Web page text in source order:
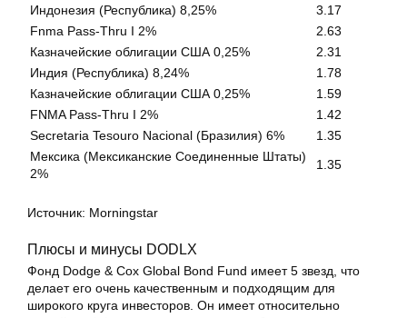
Индонезия (Республика) 8,25%
3.17
Fnma Pass-Thru I 2%
2.63
Казначейские облигации США 0,25%
2.31
Индия (Республика) 8,24%
1.78
Казначейские облигации США 0,25%
1.59
FNMA Pass-Thru I 2%
1.42
Secretaria Tesouro Nacional (Бразилия) 6%
1.35
Мексика (Мексиканские Соединенные Штаты)
2%
1.35
Источник: Morningstar
Плюсы и минусы DODLX
Фонд Dodge & Cox Global Bond Fund имеет 5 звезд, что
делает его очень качественным и подходящим для
широкого круга инвесторов. Он имеет относительно